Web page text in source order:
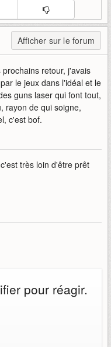
Afficher sur le forum
retour, j'avais
le jeux dans l'idéal et le
guns laser qui font tout,
rayon de qui soigne,
c'est bof.
très loin d'être prêt
pour réagir.